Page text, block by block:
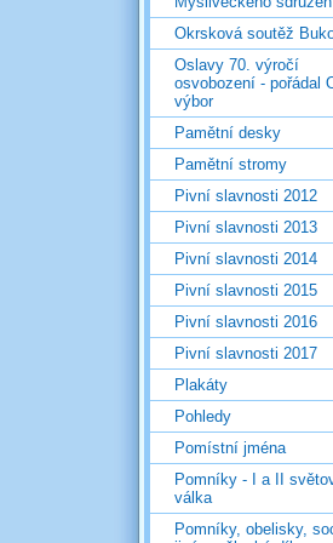
Okrsková soutěž
Oslavy 70. výročí
osvobození - pořádal
výbor
Pamětní desky
Pamětní stromy
Pivní slavnosti 2012
Pivní slavnosti 2013
Pivní slavnosti 2014
Pivní slavnosti 2015
Pivní slavnosti 2016
Pivní slavnosti 2017
Plakáty
Pohledy
Pomístní jména
Pomníky - I a II
válka
Pomníky, obelisky,